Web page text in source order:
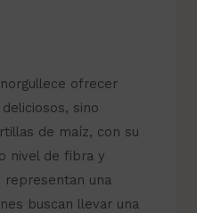
ofrecer
sino
de maíz, con su
nivel de fibra y
representan una
buscan llevar una